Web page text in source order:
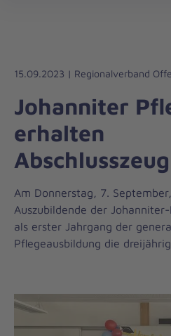
Liebe
Leben
15.09.2023 | Regionalverband
Johanniter
erhalten
Am Donnerstag, 7.
Auszubildende der
als erster Jahrgang der
Pflegeausbildung die